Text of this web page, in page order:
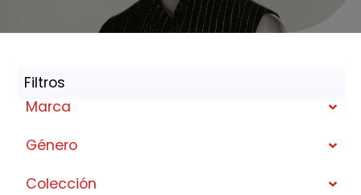
Filtros
Marca
Género
Colección